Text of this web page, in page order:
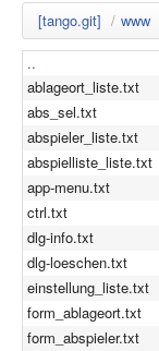
[tango.git] / www
..
ablageort_liste.txt
abs_sel.txt
abspieler_liste.txt
abspielliste_liste.txt
app-menu.txt
ctrl.txt
dlg-info.txt
dlg-loeschen.txt
einstellung_liste.txt
form_ablageort.txt
form_abspieler.txt